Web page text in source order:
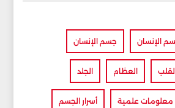
جسم الإنسان
القلب العظام الجلد
معلومات علمية أسرار الجسم